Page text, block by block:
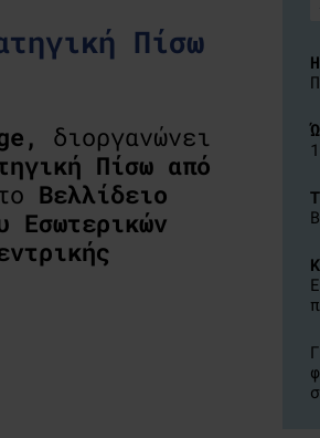
Πίσω
,
διοργανώνει
Πίσω από
Βελλίδειο
Εσωτερικών